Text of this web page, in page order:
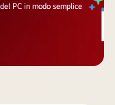
PC in modo semplice